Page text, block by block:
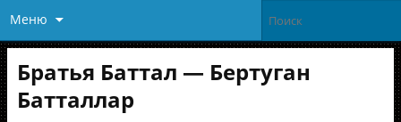
Меню
Братья Баттал — Бертуган
Батталлар